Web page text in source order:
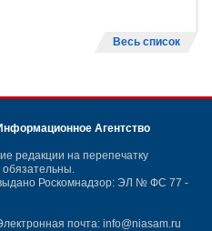
Весь список
Агентство
редакции на перепечатку
Роскомнадзор: ЭЛ № ФС 77 -
почта: info@niasam.ru